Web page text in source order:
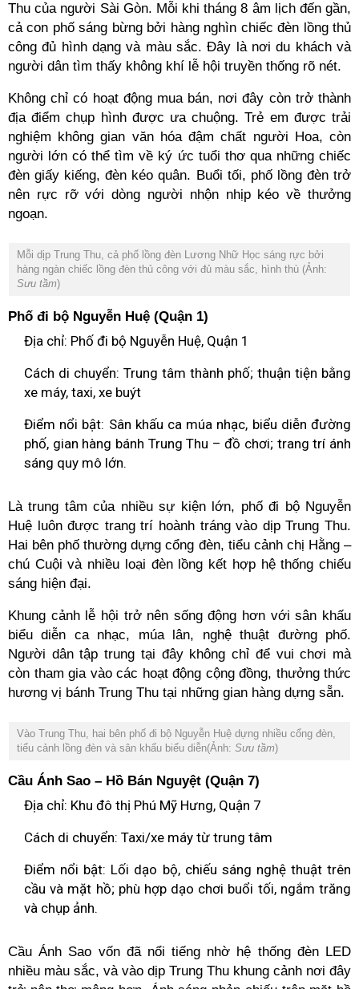
Thu của người Sài Gòn. Mỗi khi tháng 8 âm lịch đến gần,
cả con phố sáng bừng bởi hàng nghìn chiếc đèn lồng thủ
công đủ hình dạng và màu sắc. Đây là nơi du khách và
người dân tìm thấy không khí lễ hội truyền thống rõ nét.
Không chỉ có hoạt động mua bán, nơi đây còn trở thành
địa điểm chụp hình được ưa chuộng. Trẻ em được trải
nghiệm không gian văn hóa đậm chất người Hoa, còn
người lớn có thể tìm về ký ức tuổi thơ qua những chiếc
đèn giấy kiếng, đèn kéo quân. Buổi tối, phố lồng đèn trở
nên rực rỡ với dòng người nhộn nhịp kéo về thưởng
ngoạn.
Mỗi dịp Trung Thu, cả phố lồng đèn Lương Nhữ Học sáng rực bởi
hàng ngàn chiếc lồng đèn thủ công với đủ màu sắc, hình thù (Ảnh:
Sưu tầm)
Phố đi bộ Nguyễn Huệ (Quận 1)
Địa chỉ: Phố đi bộ Nguyễn Huệ, Quận 1
Cách di chuyển: Trung tâm thành phố; thuận tiện bằng
xe máy, taxi, xe buýt
Điểm nổi bật: Sân khấu ca múa nhạc, biểu diễn đường
phố, gian hàng bánh Trung Thu – đồ chơi; trang trí ánh
sáng quy mô lớn.
Là trung tâm của nhiều sự kiện lớn, phố đi bộ Nguyễn
Huệ luôn được trang trí hoành tráng vào dịp Trung Thu.
Hai bên phố thường dựng cổng đèn, tiểu cảnh chị Hằng –
chú Cuội và nhiều loại đèn lồng kết hợp hệ thống chiếu
sáng hiện đại.
Khung cảnh lễ hội trở nên sống động hơn với sân khấu
biểu diễn ca nhạc, múa lân, nghệ thuật đường phố.
Người dân tập trung tại đây không chỉ để vui chơi mà
còn tham gia vào các hoạt động cộng đồng, thưởng thức
hương vị bánh Trung Thu tại những gian hàng dựng sẵn.
Vào Trung Thu, hai bên phố đi bộ Nguyễn Huệ dựng nhiều cổng đèn,
tiểu cảnh lồng đèn và sân khấu biểu diễn(Ảnh: Sưu tầm)
Cầu Ánh Sao – Hồ Bán Nguyệt (Quận 7)
Địa chỉ: Khu đô thị Phú Mỹ Hưng, Quận 7
Cách di chuyển: Taxi/xe máy từ trung tâm
Điểm nổi bật: Lối dạo bộ, chiếu sáng nghệ thuật trên
cầu và mặt hồ; phù hợp dạo chơi buổi tối, ngắm trăng
và chụp ảnh.
Cầu Ánh Sao vốn đã nổi tiếng nhờ hệ thống đèn LED
nhiều màu sắc, và vào dịp Trung Thu khung cảnh nơi đây